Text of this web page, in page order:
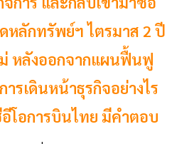
หลักทรัพย์ฯ ไตรมาส 2 ปี
หลังออกจากแผนฟื้นฟู
รเดินหน้าธุรกิจอย่างไร
โอการบินไทย มีคำตอบ